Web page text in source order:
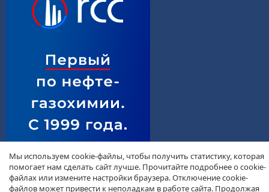
Мы используем cookie-файлы, чтобы получить статистику, которая
помогает нам сделать сайт лучше. Прочитайте подробнее о cookie-
файлах или измените настройки браузера. Отключение cookie-
файлов может привести к неполадкам в работе сайта. Продолжая